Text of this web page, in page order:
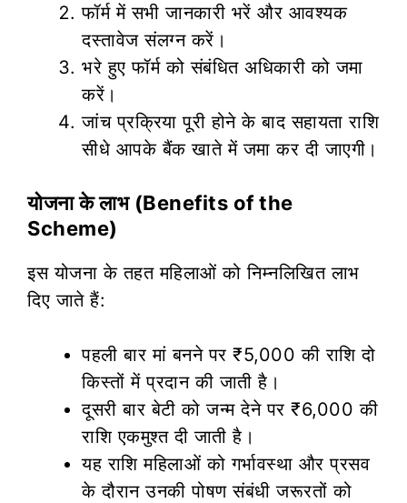
फॉर्म में सभी जानकारी भरें और आवश्यक
दस्तावेज संलग्न करें।
भरे हुए फॉर्म को संबंधित अधिकारी को जमा
करें।
जांच प्रक्रिया पूरी होने के बाद सहायता राशि
सीधे आपके बैंक खाते में जमा कर दी जाएगी।
योजना के लाभ (Benefits of the
Scheme)
इस योजना के तहत महिलाओं को निम्नलिखित लाभ
दिए जाते हैं:
पहली बार मां बनने पर ₹5,000 की राशि दो
किस्तों में प्रदान की जाती है।
दूसरी बार बेटी को जन्म देने पर ₹6,000 की
राशि एकमुश्त दी जाती है।
यह राशि महिलाओं को गर्भावस्था और प्रसव
के दौरान उनकी पोषण संबंधी जरूरतों को